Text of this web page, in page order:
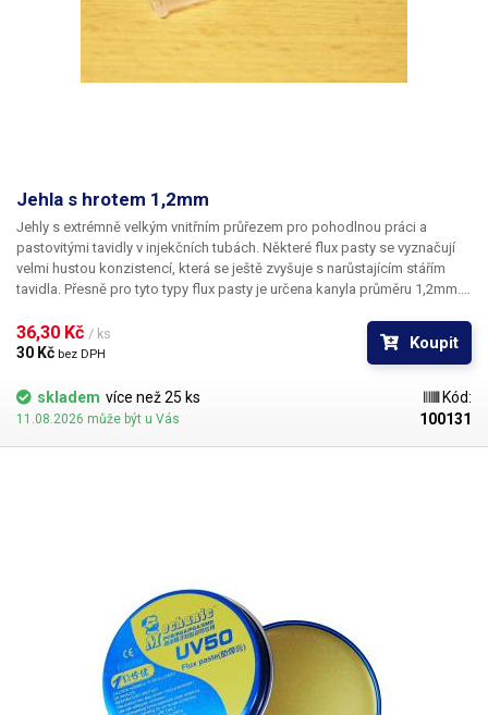
Jehla s hrotem 1,2mm
Jehly s extrémně velkým vnitřním průřezem pro pohodlnou práci a
pastovitými tavidly v injekčních tubách. Některé flux pasty se vyznačují
velmi hustou konzistencí, která se ještě zvyšuje s narůstajícím stářím
tavidla. Přesně pro tyto typy flux pasty je určena kanyla průměru 1,2mm.
36,30 Kč / ks
30 Kč bez DPH
Koupit
skladem více než 25 ks
11.08.2026 může být u Vás
Kód:
100131